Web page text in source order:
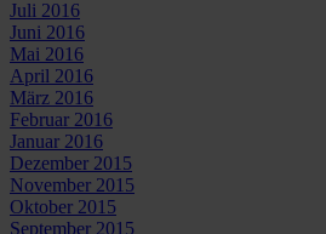
Juli 2016
Juni 2016
Mai 2016
April 2016
März 2016
Februar 2016
Januar 2016
Dezember 2015
November 2015
Oktober 2015
September 2015